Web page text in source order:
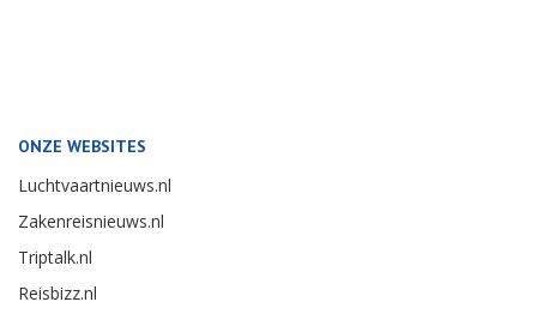
ONZE WEBSITES
Luchtvaartnieuws.nl
Zakenreisnieuws.nl
Triptalk.nl
Reisbizz.nl